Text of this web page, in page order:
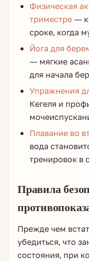
Физическая
триместре—
сроке, когда
Йога для
— мягкие
для начала
Упражнения
Кегеля и
Плавание во
вода
тренировок в
Правила
Прежде чем
убедиться, что
состояния, при